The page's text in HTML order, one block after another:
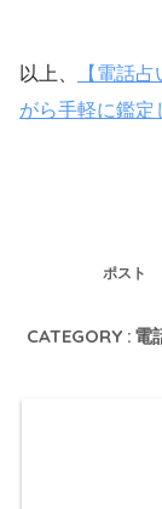
以上、
【電話
がら手軽に鑑定
ポスト
CATEGORY : 電